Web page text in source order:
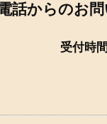
話からのお
受付時